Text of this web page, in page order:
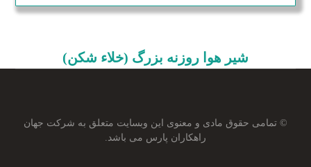
شیر هوا روزنه بزرگ (خلاء شکن)
© تمامی حقوق مادی و معنوی این وبسایت متعلق به شرکت جهان
راهکاران پارس می باشد.